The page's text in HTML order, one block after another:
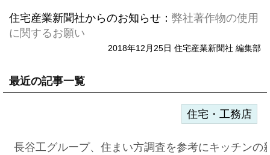
住宅産業新聞社からのお知らせ： 弊社著作物の使用
に関するお願い
2018年12月25日 住宅産業新聞社 編集部
最近の記事一覧
住宅・工務店
長谷工グループ、住まい方調査を参考にキッチン